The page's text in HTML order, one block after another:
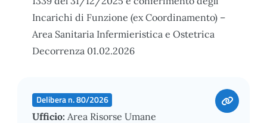
Incarichi di Funzione (ex Coordinamento) –
Area Sanitaria Infermieristica e Ostetrica
Decorrenza 01.02.2026
Delibera n. 80/2026
Ufficio: Area Risorse Umane